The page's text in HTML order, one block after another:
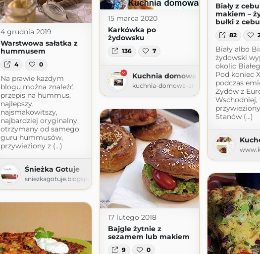
Biały z
makiem –
bułki z
82
Biały albo
żydowski
okolic
Pod koniec
podczas
Żydów z
Wschodniej,
Stanów (...)
15 marca 2020
Karkówka po
żydowsku
136 7
Kuchnia domowa Ani
kuchnia-domowa-ani.blogspot.com
4 grudnia 2019
Warstwowa sałatka z
hummusem
4 0
Na prawie każdym
blogu można znaleźć
przepis na hummus,
najlepszy,
najsmakowitszy,
najbardziej oryginalny,
otrzymany od samego
guru hummusów,
przywieziony z (...)
Śnieżka Gotuje
sniezkagotuje.blogspot.com
17 lutego 2018
Bajgle żytnie z
sezamem lub makiem
9 0